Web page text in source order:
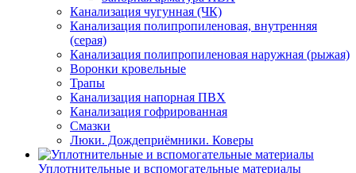
Канализация чугунная (ЧК)
Канализация полипропиленовая, внутренняя
(серая)
Канализация полипропиленовая наружная (рыжая)
Воронки кровельные
Трапы
Канализация напорная ПВХ
Канализация гофрированная
Смазки
Люки. Дождеприёмники. Коверы
Уплотнительные и вспомогательные материалы